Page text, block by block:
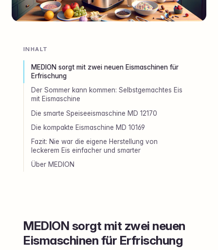
INHALT
MEDION sorgt mit zwei neuen Eismaschinen für
Erfrischung
Der Sommer kann kommen: Selbstgemachtes Eis
mit Eismaschine
Die smarte Speiseeismaschine MD 12170
Die kompakte Eismaschine MD 10169
Fazit: Nie war die eigene Herstellung von
leckerem Eis einfacher und smarter
Über MEDION
MEDION sorgt mit zwei neuen
Eismaschinen für Erfrischung